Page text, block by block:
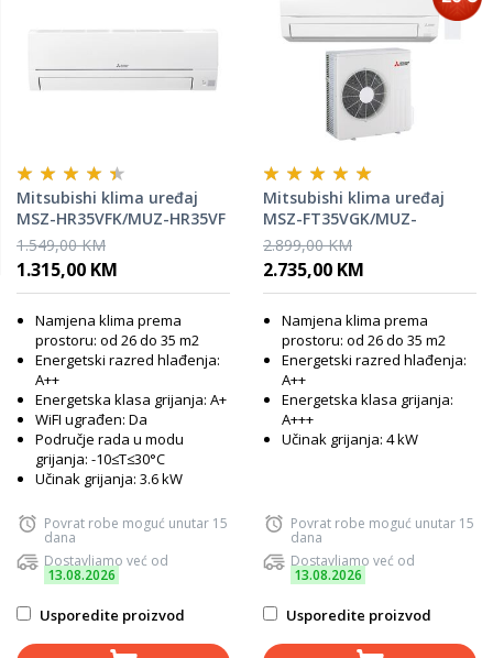
Mitsubishi klima uređaj
MSZ-HR35VFK/MUZ-HR35VF
1.549,00 KM
1.315,00 KM
Namjena klima prema
prostoru: od 26 do 35 m2
Energetski razred hlađenja:
A++
Energetska klasa grijanja: A+
WiFI ugrađen: Da
Područje rada u modu
grijanja: -10≤T≤30°C
Učinak grijanja: 3.6 kW
Povrat robe moguć unutar 15
dana
Dostavljamo već od
13.08.2026
Usporedite proizvod
Mitsubishi klima uređaj
MSZ-FT35VGK/MUZ-
FT35VGHZ
2.899,00 KM
2.735,00 KM
Namjena klima prema
prostoru: od 26 do 35 m2
Energetski razred hlađenja:
A++
Energetska klasa grijanja:
A+++
Učinak grijanja: 4 kW
Povrat robe moguć unutar 15
dana
Dostavljamo već od
13.08.2026
Usporedite proizvod